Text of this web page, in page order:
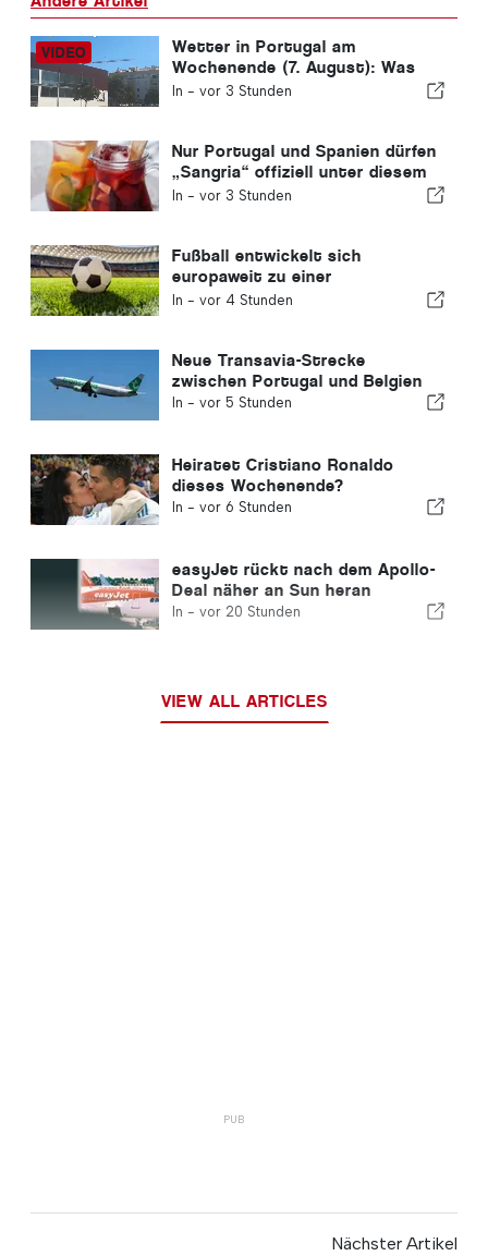
Wetter in Portugal am
Wochenende (7. August): Was
erwartet uns dieses
In - vor 3 Stunden
Nur Portugal und Spanien dürfen
„Sangria“ offiziell unter diesem
Namen verkaufen
In - vor 3 Stunden
Fußball entwickelt sich
europaweit zu einer
vielversprechenden
In - vor 4 Stunden
Neue Transavia-Strecke
zwischen Portugal und Belgien
In - vor 5 Stunden
Heiratet Cristiano Ronaldo
dieses Wochenende?
In - vor 6 Stunden
easyJet rückt nach dem Apollo-
Deal näher an Sun heran
In - vor 20 Stunden
VIEW ALL ARTICLES
Nächster Artikel